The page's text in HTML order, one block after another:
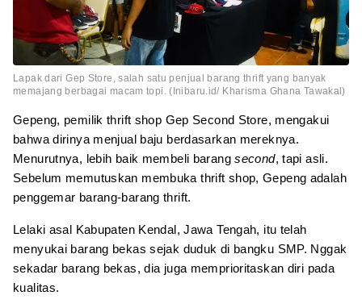
Lapak dari Gep Store, salah satu penjual barang thrift yang banyak
memajang berbagai macam topi. (Inibaru.id/ Kharisma Ghana Tawakal)
Gepeng, pemilik thrift shop Gep Second Store, mengakui
bahwa dirinya menjual baju berdasarkan mereknya.
Menurutnya, lebih baik membeli barangsecond, tapi asli.
Sebelum memutuskan membuka thrift shop, Gepeng adalah
penggemar barang-barang thrift.
Lelaki asal Kabupaten Kendal, Jawa Tengah, itu telah
menyukai barang bekas sejak duduk di bangku SMP. Nggak
sekadar barang bekas, dia juga memprioritaskan diri pada
kualitas.